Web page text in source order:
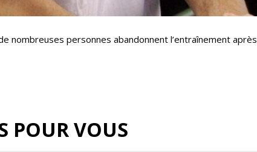
nombreuses personnes abandonnent l’entraînement après
POUR VOUS